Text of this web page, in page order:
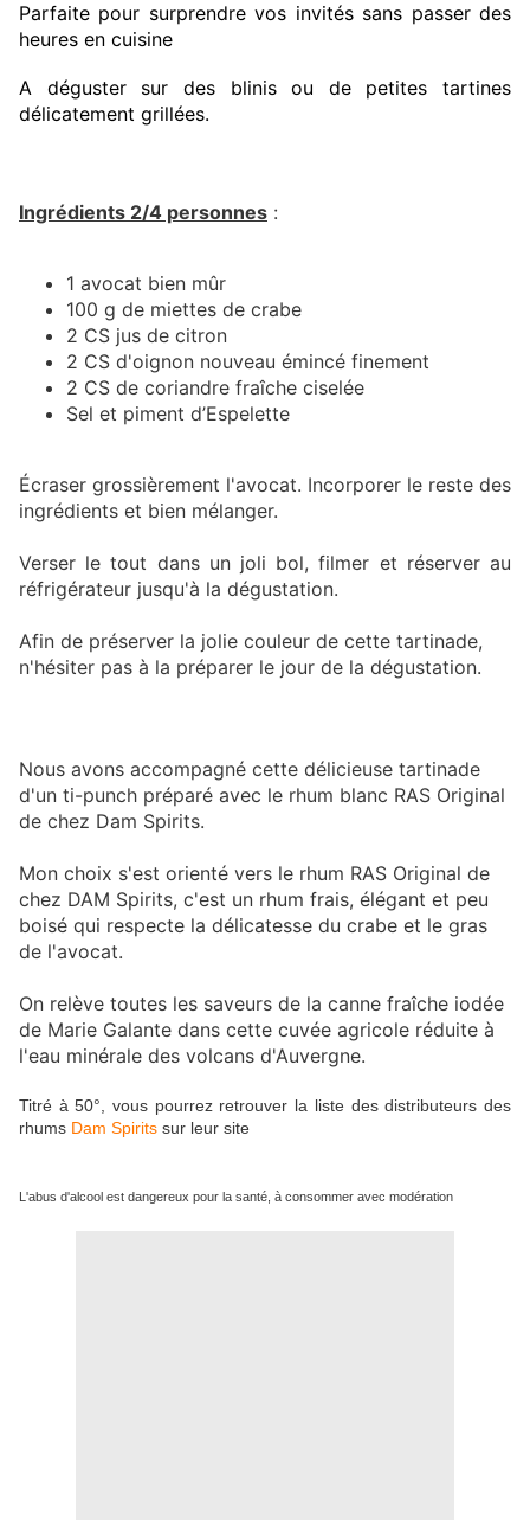
Parfaite pour surprendre vos invités sans passer des
heures en cuisine
A déguster sur des blinis ou de petites tartines
délicatement grillées.
Ingrédients 2/4 personnes :
1 avocat bien mûr
100 g de miettes de crabe
2 CS jus de citron
2 CS d'oignon nouveau émincé finement
2 CS de coriandre fraîche ciselée
Sel et piment d’Espelette
Écraser grossièrement l'avocat. Incorporer le reste des
ingrédients et bien mélanger.
Verser le tout dans un joli bol, filmer et réserver au
réfrigérateur jusqu'à la dégustation.
Afin de préserver la jolie couleur de cette tartinade,
n'hésiter pas à la préparer le jour de la dégustation.
Nous avons accompagné cette délicieuse tartinade
d'un ti-punch préparé avec le rhum blanc RAS Original
de chez Dam Spirits.
Mon choix s'est orienté vers le rhum RAS Original de
chez DAM Spirits, c'est un rhum frais, élégant et peu
boisé qui respecte la délicatesse du crabe et le gras
de l'avocat.
On relève toutes les saveurs de la canne fraîche iodée
de Marie Galante dans cette cuvée agricole réduite à
l'eau minérale des volcans d'Auvergne.
Titré à 50°, vous pourrez retrouver la liste des distributeurs des
rhums Dam Spirits sur leur site
L'abus d'alcool est dangereux pour la santé, à consommer avec modération